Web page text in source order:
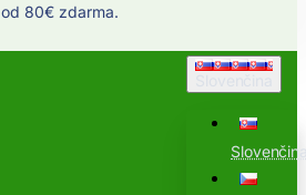
80€ zdarma.